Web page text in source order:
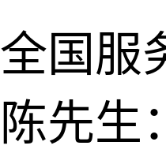
全国服
陈先生：